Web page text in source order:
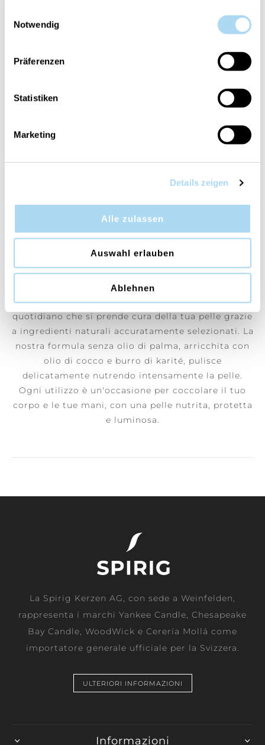
Notwendig
Präferenzen
Statistiken
Marketing
Details zeigen
Alle zulassen
Auswahl erlauben
Ablehnen
un’atmosfera calda e avvolgente. Velvet Wood, con
Presso Cerería Mollá 1899, portiamo avanti
un’antica arte artigianale, rispettando metodi
tradizionali per garantire una qualità
incomparabile. Vivi un'esperienza rinfrescante con
il nostro sapone solido, un momento di piacere
quotidiano che si prende cura della tua pelle grazie
a ingredienti naturali accuratamente selezionati. La
nostra formula senza olio di palma, arricchita con
olio di cocco e burro di karité, pulisce
delicatamente nutrendo intensamente la pelle.
Ogni utilizzo è un'occasione per coccolare il tuo
corpo e le tue mani, con una pelle nutrita, protetta
e luminosa.
La Spirig Kerzen AG, con sede a Weinfelden,
rappresenta i marchi Yankee Candle, Chesapeake
Bay Candle, WoodWick e Cerería Mollá come
importatore generale ufficiale per la Svizzera.
ULTERIORI INFORMAZIONI
Informazioni